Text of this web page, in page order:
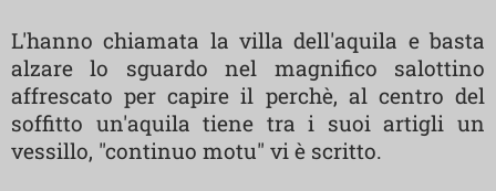
L'hanno chiamata la villa dell'aquila e basta
alzare lo sguardo nel magnifico salottino
affrescato per capire il perchè, al centro del
soffitto un'aquila tiene tra i suoi artigli un
vessillo, "continuo motu" vi è scritto.